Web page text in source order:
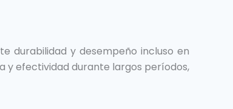
durabilidad y desempeño incluso en
y efectividad durante largos períodos,